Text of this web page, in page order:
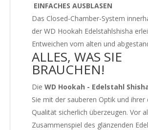
EINFACHES AUSBLASEN
Das Closed-Chamber-System
der WD Hookah Edelstahlshisha
Entweichen vom alten und
ALLES, WAS SIE
BRAUCHEN!
Die WD Hookah - Edelstahl
Sie mit der sauberen Optik und ihrer
Qualität sicherlich überzeugen. Vor
Zusammenspiel des glänzenden